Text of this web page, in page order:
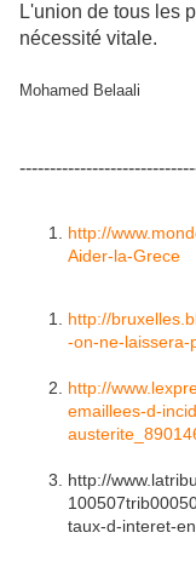
L'union de tous les
nécessité vitale.
Mohamed Belaali
http://
Aider-la-Grece
http://
-on-ne-laissera-
http://
emaillees-d-
http://
taux-d-interet-